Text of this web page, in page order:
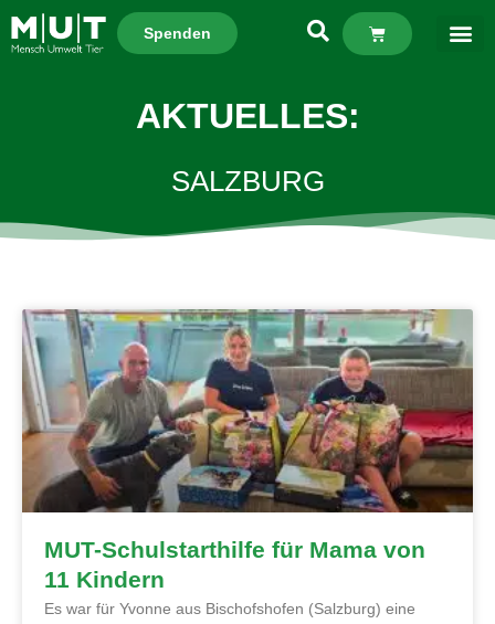
Spenden
AKTUELLES:
SALZBURG
MUT-Schulstarthilfe für Mama von
11 Kindern
Es war für Yvonne aus Bischofshofen (Salzburg) eine